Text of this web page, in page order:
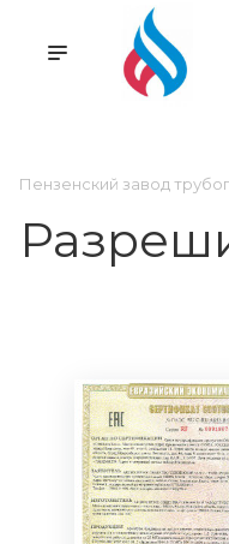
Пензенский завод